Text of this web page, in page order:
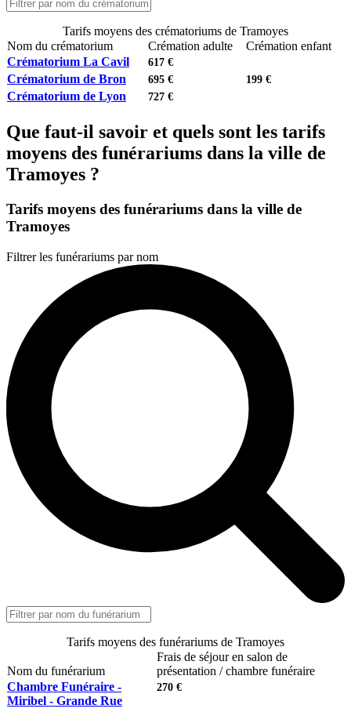
Tarifs moyens des crématoriums de Tramoyes
Nom du crématorium
Crémation adulte
Crémation enfant
Crématorium La Cavil
617 €
Crématorium de Bron 695 € 199 €
Crématorium de Lyon 727 €
Que faut-il savoir et quels sont les tarifs
moyens des funérariums dans la ville de
Tramoyes ?
Tarifs moyens des funérariums dans la ville de
Tramoyes
Filtrer les funérariums par nom
Tarifs moyens des funérariums de Tramoyes
Nom du funérarium
Frais de séjour en salon de
présentation / chambre funéraire
Chambre Funéraire -
Miribel - Grande Rue
270 €